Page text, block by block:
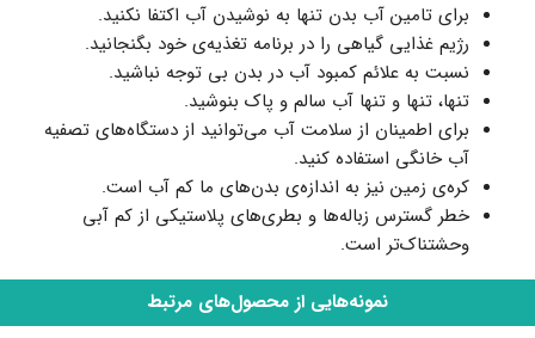
برای تامین آب بدن تنها به نوشیدن آب اکتفا نکنید.
رژیم غذایی گیاهی را در برنامه تغذیه‌ی خود بگنجانید.
نسبت به علائم کمبود آب در بدن بی توجه نباشید.
تنها، تنها و تنها آب سالم و پاک بنوشید.
برای اطمینان از سلامت آب می‌توانید از دستگاه‌های تصفیه
آب خانگی استفاده کنید.
کره‌ی زمین نیز به اندازه‌ی بدن‌های ما کم آب است.
خطر گسترس زباله‌ها و بطری‌های پلاستیکی از کم آبی
وحشتناک‌تر است.
نمونه‌هایی از محصول‌های مرتبط